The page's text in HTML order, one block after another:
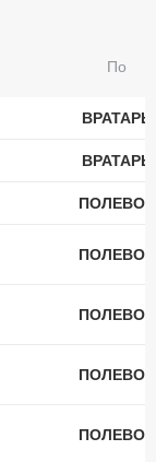
По
ВРАТАРЬ
ВРАТАРЬ
ПОЛЕВОЙ
ПОЛЕВОЙ
ПОЛЕВОЙ
ПОЛЕВОЙ
ПОЛЕВОЙ